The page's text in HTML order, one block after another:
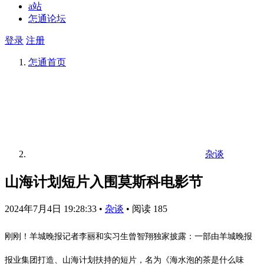
a站
怎通论坛
登录 注册
怎通首页
杂谈
山海计划短片入围莫斯科电影节
2024年7月4日 19:28:33 • 杂谈 • 阅读 185
刚刚！羊城晚报记者李丽和实习生曾智翔独家披露：一部由羊城晚报
报业集团打造、山海计划扶持的短片，名为《海水泡的茶是什么味